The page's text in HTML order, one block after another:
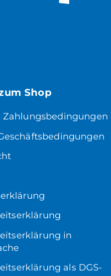
Shop
Zahlungsbedingungen
in
als DGS-